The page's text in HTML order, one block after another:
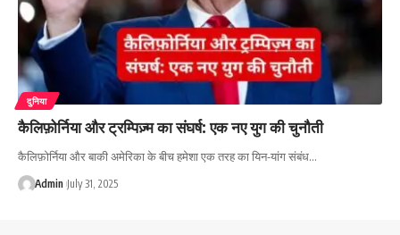
दुनिया
कैलिफ़ोर्निया और ट्रम्पिज़्म का संघर्ष: एक नए युग की चुनौती
कैलिफ़ोर्निया और बाकी अमेरिका के बीच हमेशा एक तरह का यिन-यांग संबंध…
Admin July 31, 2025